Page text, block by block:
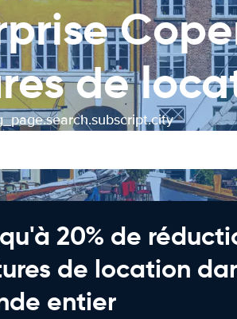
de
20% de
de location
entier